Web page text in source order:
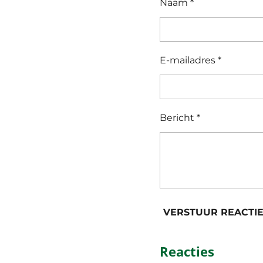
Naam *
E-mailadres *
Bericht *
VERSTUUR REACTIE
Reacties